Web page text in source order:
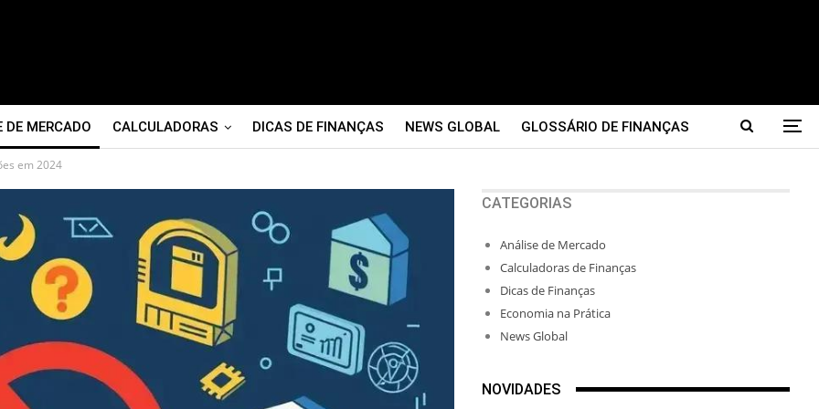
DE MERCADO CALCULADORAS DICAS DE FINANÇAS NEWS GLOBAL GLOSSÁRIO DE FINANÇAS
em 2024
CATEGORIAS
Análise de Mercado
Calculadoras de Finanças
Dicas de Finanças
Economia na Prática
News Global
NOVIDADES